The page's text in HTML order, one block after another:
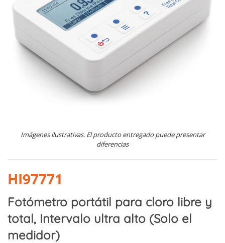
Imágenes ilustrativas. El producto entregado puede presentar
diferencias
HI97771
Fotómetro portátil para cloro libre y
total, Intervalo ultra alto (Solo el
medidor)